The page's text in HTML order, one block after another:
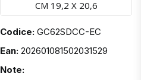
CM 19,2 X 20,6
Codice: GC62SDCC-EC
Ean: 202601081502031529
Note: